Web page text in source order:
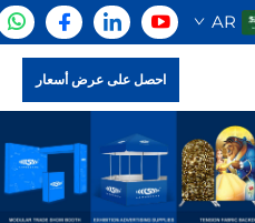
AR
احصل على عرض أسعار